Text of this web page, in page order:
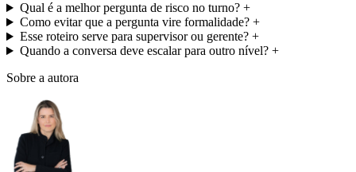
Qual é a melhor pergunta de risco no turno?+
Como evitar que a pergunta vire formalidade?+
Esse roteiro serve para supervisor ou gerente?+
Quando a conversa deve escalar para outro nível?+
Sobre a autora